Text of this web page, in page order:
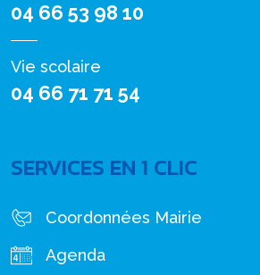
04 66 53 98 10
Vie scolaire
04 66 71 71 54
SERVICES EN 1 CLIC
Coordonnées Mairie
Agenda